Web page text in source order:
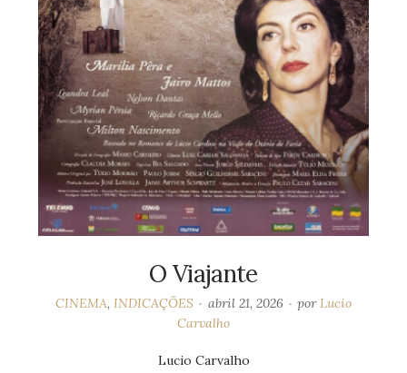
O Viajante
CINEMA, INDICAÇÕES abril 21, 2026 porLucio
Carvalho
Lucio Carvalho